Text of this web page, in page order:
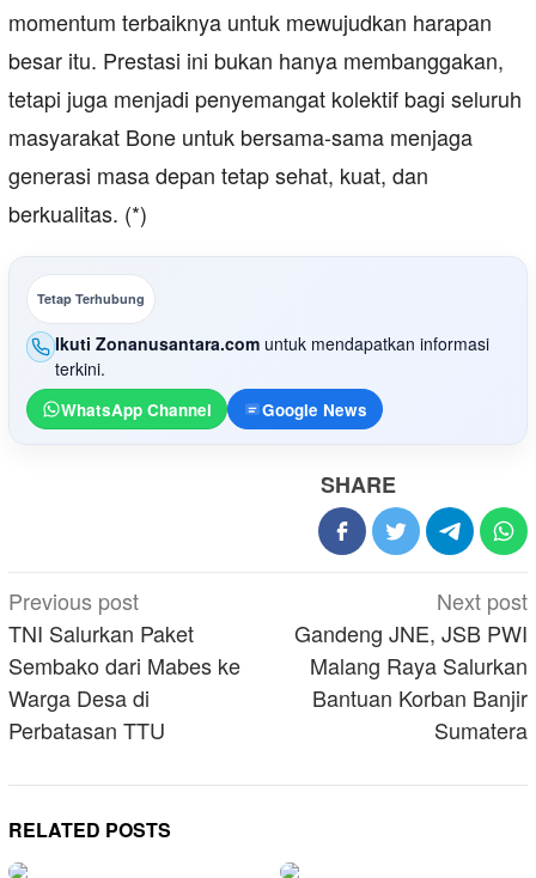
momentum terbaiknya untuk mewujudkan harapan
besar itu. Prestasi ini bukan hanya membanggakan,
tetapi juga menjadi penyemangat kolektif bagi seluruh
masyarakat Bone untuk bersama-sama menjaga
generasi masa depan tetap sehat, kuat, dan
berkualitas. (*)
Tetap Terhubung
Ikuti Zonanusantara.com untuk mendapatkan informasi
terkini.
WhatsApp Channel Google News
SHARE
Post
navigation
Previous post
TNI Salurkan Paket
Sembako dari Mabes ke
Warga Desa di
Perbatasan TTU
Next post
Gandeng JNE, JSB PWI
Malang Raya Salurkan
Bantuan Korban Banjir
Sumatera
RELATED POSTS